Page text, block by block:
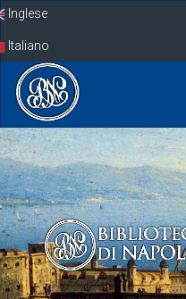
SkipInglese
Italiano